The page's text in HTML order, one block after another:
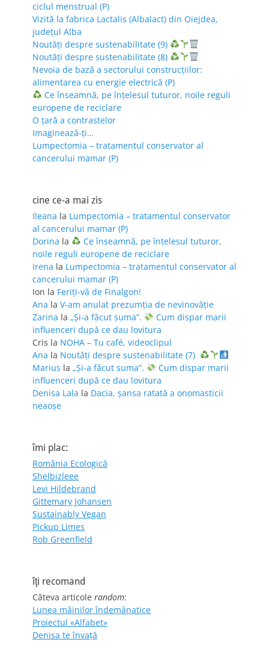
ciclul menstrual (P)
Vizită la fabrica Lactalis (Albalact) din Oiejdea,
județul Alba
Noutăți despre sustenabilitate (9)
Noutăți despre sustenabilitate (8)
Nevoia de bază a sectorului construcțiilor:
alimentarea cu energie electrică (P)
Ce înseamnă, pe înțelesul tuturor, noile reguli
europene de reciclare
O țară a contrastelor
Imaginează-ți…
Lumpectomia – tratamentul conservator al
cancerului mamar (P)
cine ce-a mai zis
Ileana la Lumpectomia – tratamentul conservator
al cancerului mamar (P)
Dorina la
Ce înseamnă, pe înțelesul tuturor,
noile reguli europene de reciclare
Irena la Lumpectomia – tratamentul conservator al
cancerului mamar (P)
Ion la Feriţi-vă de Finalgon!
Ana la V-am anulat prezumția de nevinovăție
Zarina la „Și-a făcut suma”.
Cum dispar marii
influenceri după ce dau lovitura
Cris la NOHA – Tu café, videoclipul
Ana la Noutăți despre sustenabilitate (7)
Marius la „Și-a făcut suma”.
Cum dispar marii
influenceri după ce dau lovitura
Denisa Lala la Dacia, șansa ratată a onomasticii
neaoșe
îmi plac:
România Ecologică
Shelbizleee
Levi Hildebrand
Gittemary Johansen
Sustainably Vegan
Pickup Limes
Rob Greenfield
îţi recomand
Câteva articole random:
Lunea mâinilor îndemânatice
Proiectul «Alfabet»
Denisa te învaţă